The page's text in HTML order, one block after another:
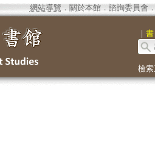
網站導覽 ． 關於本館． 諮詢委員會．
｜ 書
檢